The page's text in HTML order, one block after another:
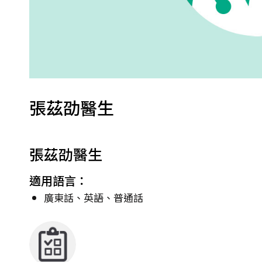
張茲劭醫生
張茲劭醫生
適用語言：
廣東話、英語、普通話